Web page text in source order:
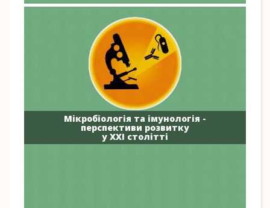
Мікробіологія та імунологія -
перспективи розвитку
у ХХІ столітті